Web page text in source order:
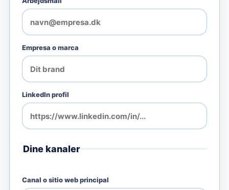
Empresa o marca
LinkedIn profil
Dine kanaler
Canal o sitio web principal